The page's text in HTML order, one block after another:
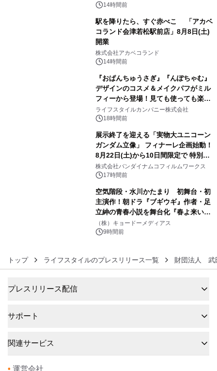
14時間前
駅を降りたら、すぐ赤べこ 「アカベ
コランド会津若松駅前店」8月8日(土)
開業
株式会社アカベコランド
14時間前
『おぱんちゅうさぎ』『んぽちゃむ』
デザインのコスメ＆メイクパフがミル
フィーから登場！見ても使っても楽し
い、ポップでキュートなコレクショ
ン。
ライフスタイルカンパニー株式会社
18時間前
展示終了を迎える「実物大ユニコーン
ガンダム立像」 フィナーレ企画始動！
8月22日(土)から10日間限定で 特別映
像『UNICORN GUNDAM Statue ―
BEYOND POSSIBILITY ―』を上映！
株式会社バンダイナムコフィルムワークス
17時間前
空気階段・水川かたまり 初舞台・初
主演作！朝ドラ『ブギウギ』作者・足
立紳の青春小説を舞台化『春よ来い、
マジで来い』キービジュアル解禁！
（株）キョードーメディアス
9時間前
トップ ライフスタイルのプレスリリース一覧 財団法人 武
プレスリリース配信
サポート
関連サービス
• 運営会社